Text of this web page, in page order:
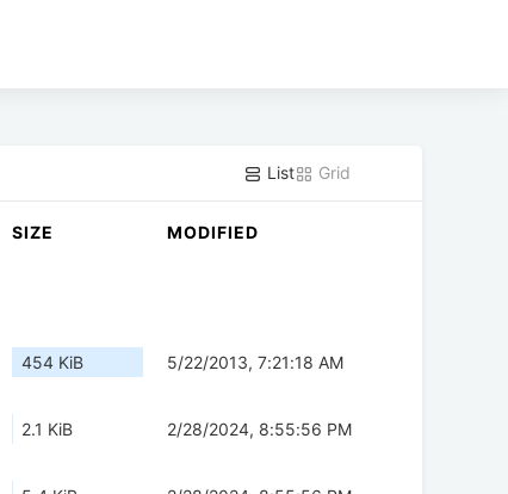
List Grid
SIZE MODIFIED
454 KiB 5/22/2013, 7:21:18 AM
2.1 KiB 2/28/2024, 8:55:56 PM